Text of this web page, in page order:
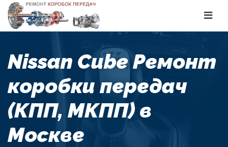
Toggle
Nissan Cube Ремонт
коробки передач
(КПП, МКПП) в
Москве